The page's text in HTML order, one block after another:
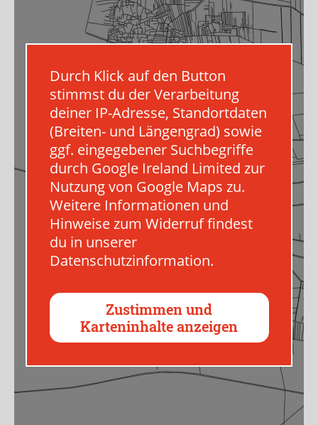
Durch Klick auf den Button
stimmst du der Verarbeitung
deiner IP-Adresse, Standortdaten
(Breiten- und Längengrad) sowie
ggf. eingegebener Suchbegriffe
durch Google Ireland Limited zur
Nutzung von Google Maps zu.
Weitere Informationen und
Hinweise zum Widerruf findest
du in unserer
Datenschutzinformation.
Zustimmen und
Karteninhalte anzeigen